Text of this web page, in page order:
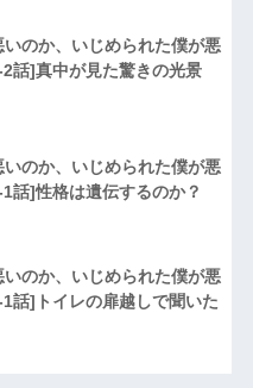
のか、いじめられた僕が悪
話]真中が見た驚きの光景
のか、いじめられた僕が悪
話]性格は遺伝するのか？
のか、いじめられた僕が悪
話]トイレの扉越しで聞いた